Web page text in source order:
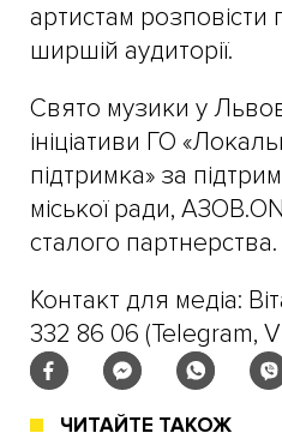
артистам
ширшій аудиторії.
Свято музики у
ініціативи ГО
підтримка» за
міської ради,
сталого партнерства.
Контакт для медіа:
332 86 06 (Telegram,
ЧИТАЙТЕ ТАКОЖ